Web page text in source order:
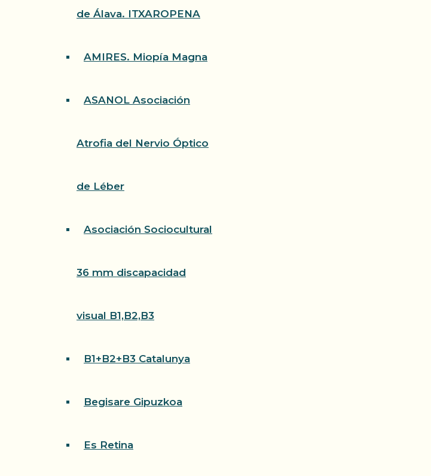
de Álava. ITXAROPENA
AMIRES. Miopía Magna
ASANOL Asociación
Atrofia del Nervio Óptico
de Léber
Asociación Sociocultural
36 mm discapacidad
visual B1,B2,B3
B1+B2+B3 Catalunya
Begisare Gipuzkoa
Es Retina